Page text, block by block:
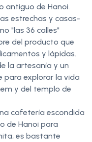
antiguo de Hanoi.
estrechas y casas-
"las 36 calles"
del producto que
y lápidas.
la artesanía y un
para explorar la vida
y del templo de
cafetería escondida
de Hanoi para
es bastante